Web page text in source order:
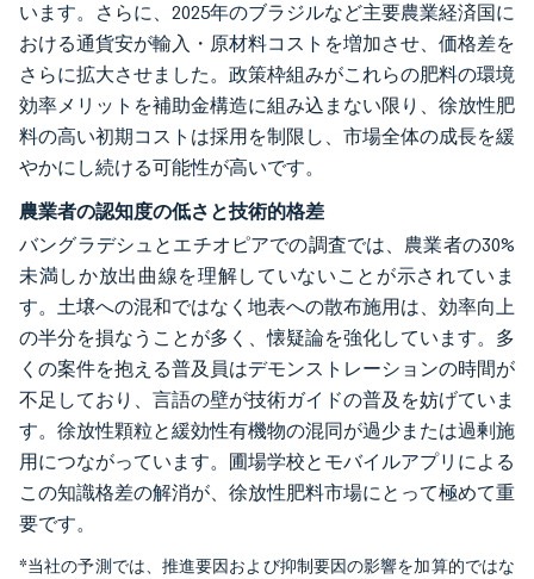
います。さらに、2025年のブラジルなど主要農業経済国に
おける通貨安が輸入・原材料コストを増加させ、価格差を
さらに拡大させました。政策枠組みがこれらの肥料の環境
効率メリットを補助金構造に組み込まない限り、徐放性肥
料の高い初期コストは採用を制限し、市場全体の成長を緩
やかにし続ける可能性が高いです。
農業者の認知度の低さと技術的格差
バングラデシュとエチオピアでの調査では、農業者の30%
未満しか放出曲線を理解していないことが示されていま
す。土壌への混和ではなく地表への散布施用は、効率向上
の半分を損なうことが多く、懐疑論を強化しています。多
くの案件を抱える普及員はデモンストレーションの時間が
不足しており、言語の壁が技術ガイドの普及を妨げていま
す。徐放性顆粒と緩効性有機物の混同が過少または過剰施
用につながっています。圃場学校とモバイルアプリによる
この知識格差の解消が、徐放性肥料市場にとって極めて重
要です。
*当社の予測では、推進要因および抑制要因の影響を加算的ではな